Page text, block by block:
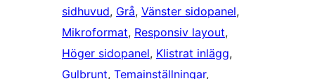
sidhuvud, Grå, Vänster sidopanel
Mikroformat, Responsiv layout
Höger sidopanel, Klistrat inlägg
Gulbrunt, Temainställningar